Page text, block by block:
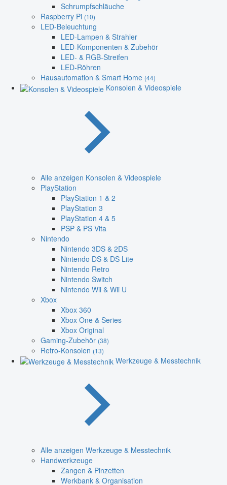
Schrumpfschläuche
Raspberry Pi (10)
LED-Beleuchtung
LED-Lampen & Strahler
LED-Komponenten & Zubehör
LED- & RGB-Streifen
LED-Röhren
Hausautomation & Smart Home (44)
Konsolen & Videospiele
Alle anzeigen Konsolen & Videospiele
PlayStation
PlayStation 1 & 2
PlayStation 3
PlayStation 4 & 5
PSP & PS Vita
Nintendo
Nintendo 3DS & 2DS
Nintendo DS & DS Lite
Nintendo Retro
Nintendo Switch
Nintendo Wii & Wii U
Xbox
Xbox 360
Xbox One & Series
Xbox Original
Gaming-Zubehör (38)
Retro-Konsolen (13)
Werkzeuge & Messtechnik
Alle anzeigen Werkzeuge & Messtechnik
Handwerkzeuge
Zangen & Pinzetten
Werkbank & Organisation